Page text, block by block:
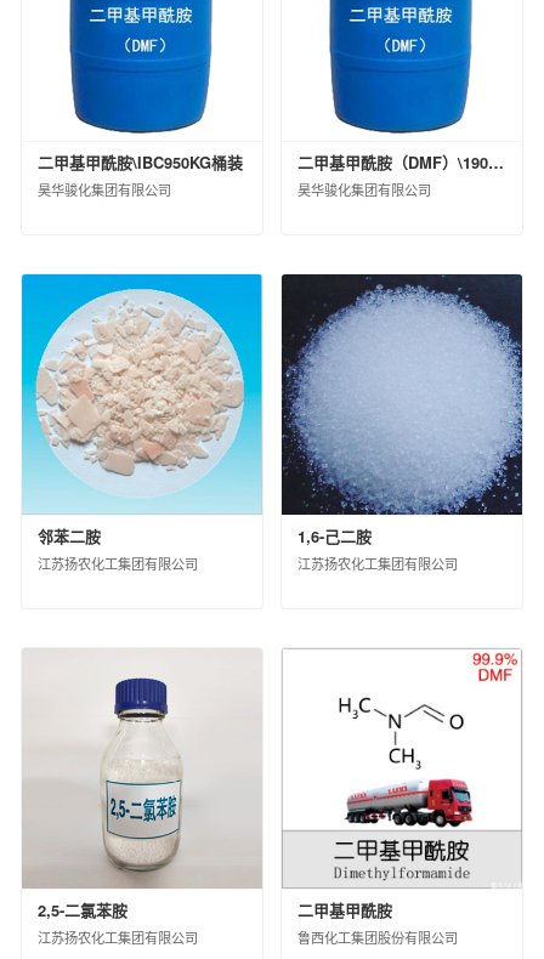
锦西化工研究院有限公司
中国化工集团曙光橡胶工业研究设计院有限
山纳合成橡胶有限责任公司
广西蓝星大华化工有限责任公司
北京市碳纤维工程技术研究中心
兰州蓝星纤维有限公司
中国化工株洲橡胶研究设计院有限公司
沈阳橡胶研究设计院有限公司
中昊（大连）化工研究设计院有限公司
广州合成材料研究院有限公司
昊华骏化集团有限公司
中化塑料有限公司
中蓝国际化工有限公司
淮安骏盛新能源科技有限公司
中化石化销售有限公司
中化石油销售有限公司
河北日新化工有限公司
安道麦（北京）农业技术有限公司
中化环境控股有限公司
杭州水处理技术研究开发中心有限公司
扬州中化化雨环保有限公司
中蓝连海设计研究院有限公司
中蓝长化工程科技有限公司
中化环境水务（北京）有限公司
兰州蓝星清洗有限公司
二甲基甲酰胺\IBC950KG桶装
昊华骏化集团有限公司
二甲基甲酰胺（DMF）\190KG桶装
昊华骏化集团有限公司
邻苯二胺
江苏扬农化工集团有限公司
1,6-己二胺
江苏扬农化工集团有限公司
2,5-二氯苯胺
江苏扬农化工集团有限公司
二甲基甲酰胺
鲁西化工集团股份有限公司